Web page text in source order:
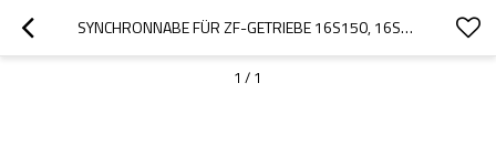
SYNCHRONNABE FÜR ZF-GETRIEBE 16S150, 16S151, 1313333001, 93163920-PAIRGEARS
1 / 1